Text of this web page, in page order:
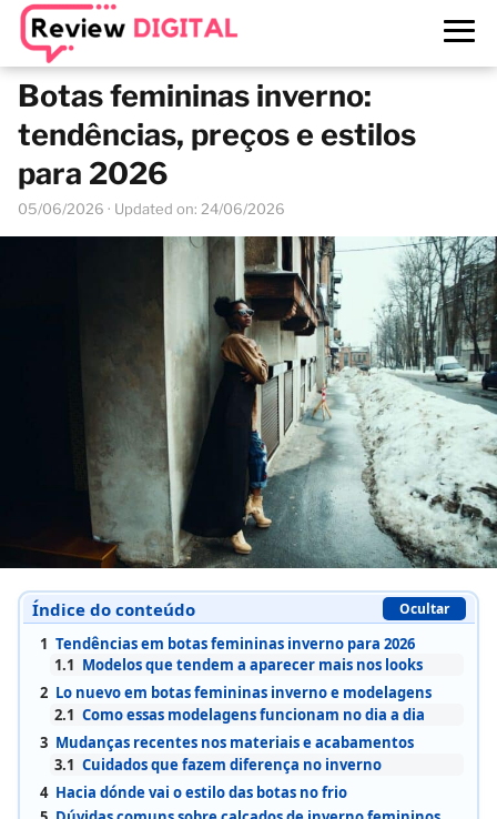
Botas femininas inverno:
tendências, preços e estilos
para 2026
05/06/2026 · Updated on: 24/06/2026
Índice do conteúdo Ocultar
1 Tendências em botas femininas inverno para 2026
1.1 Modelos que tendem a aparecer mais nos looks
2 Lo nuevo em botas femininas inverno e modelagens
2.1 Como essas modelagens funcionam no dia a dia
3 Mudanças recentes nos materiais e acabamentos
3.1 Cuidados que fazem diferença no inverno
4 Hacia dónde vai o estilo das botas no frio